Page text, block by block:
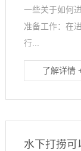
一些关于如何
准备工作：在
行...
了解详情
水下打捞可